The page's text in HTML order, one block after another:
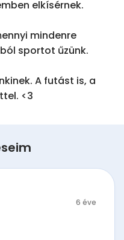
elkísérnek.
mindenre
sportot űzünk.
A futást is, a
<3
6 éve